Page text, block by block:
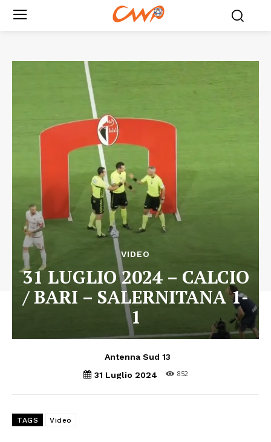
VIDEO
31 LUGLIO 2024 – CALCIO
/ BARI – SALERNITANA 1-
1
Antenna Sud 13
31 Luglio 2024
852
TAGS Video